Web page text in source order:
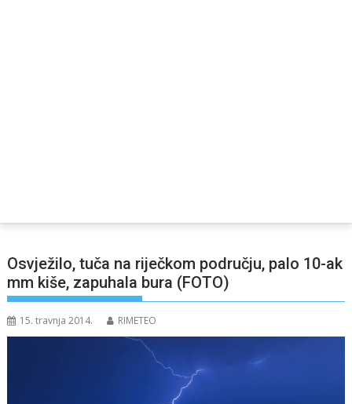
Osvježilo, tuča na riječkom području, palo 10-ak
mm kiše, zapuhala bura (FOTO)
15. travnja 2014. RIMETEO